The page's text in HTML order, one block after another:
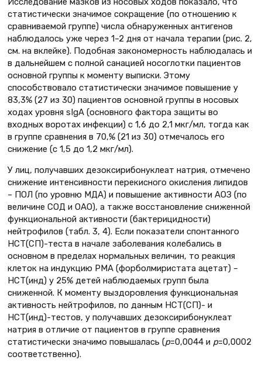
статистически значимое сокращение (по отношению к
сравниваемой группе) числа обнаруженных антигенов
наблюдалось уже через 1–2 дня от начала терапии (рис. 2,
см. на вклейке). Подобная закономерность наблюдалась и
в дальнейшем с полной санацией носоглотки пациентов
основной группы к моменту выписки. Этому
способствовало статистически значимое повышение у
83,3% (27 из 30) пациентов основной группы в носовых
ходах уровня sIgA (основного фактора защиты во
входных воротах инфекции) с 1,6 до 2,1 мкг/мл, тогда как
в группе сравнения в 70,% (21 из 30) отмечалось его
снижение (с 1,5 до 1,2 мкг/мл).
У лиц, получавших дезоксирибонуклеат натрия, отмечено
снижение интенсивности перекисного окисления липидов
– ПОЛ (по уровню МДА) и повышение активности АОЗ (по
величине СОД и ОАО), а также восстановление сниженной
функциональной активности (бактерицидности)
нейтрофилов (табл. 3, 4). Если показатели спонтанного
НСТ(СП)-теста в начале заболевания колебались в
основном в пределах нормальных величин, то реакция
клеток на индукцию РМА (форболмиристата ацетат) –
НСТ(инд) у 25% детей наблюдаемых групп была
сниженной. К моменту выздоровления функциональная
активность нейтрофилов, по данным НСТ(СП)- и
НСТ(инд)-тестов, у получавших дезоксирибонуклеат
натрия в отличие от пациентов в группе сравнения
статистически значимо повышалась (р=0,0044 и р=0,0002
соответственно).